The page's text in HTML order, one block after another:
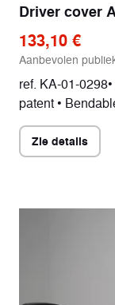
Driver cover
133,10 €
Aanbevolen
ref. KA-01-
patent •
Zie details